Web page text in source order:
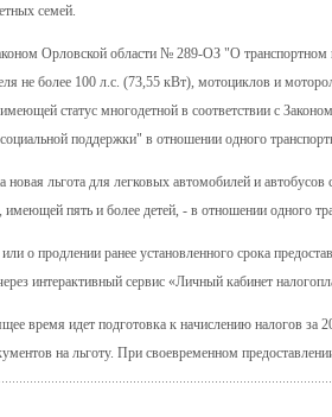
семей.
Орловской области № 289-ОЗ "О
не более 100 л.с. (73,55 кВт), мотоциклов и
статус многодетной в соответствии с
поддержки" в отношении одного
новая льгота для легковых автомобилей и
пять и более детей, - в отношении одного
о продлении ранее установленного срока
интерактивный сервис «Личный кабинет
время идет подготовка к начислению налогов
на льготу. При своевременном